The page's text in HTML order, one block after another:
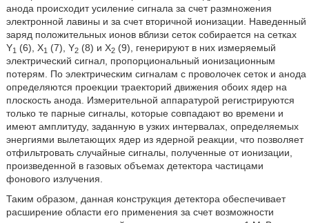
анода происходит усиление сигнала за счет размножения
электронной лавины и за счет вторичной ионизации. Наведенный
заряд положительных ионов вблизи сеток собирается на сетках
Y1 (6), X1 (7), Y2(8) и Х2(9), генерируют в них измеряемый
электрический сигнал, пропорциональный ионизационным
потерям. По электрическим сигналам с проволочек сеток и анода
определяются проекции траекторий движения обоих ядер на
плоскость анода. Измерительной аппаратурой регистрируются
только те парные сигналы, которые совпадают во времени и
имеют амплитуду, заданную в узких интервалах, определяемых
энергиями вылетающих ядер из ядерной реакции, что позволяет
отфильтровать случайные сигналы, полученные от ионизации,
произведенной в газовых объемах детектора частицами
фонового излучения.
Таким образом, данная конструкция детектора обеспечивает
расширение области его применения за счет возможности